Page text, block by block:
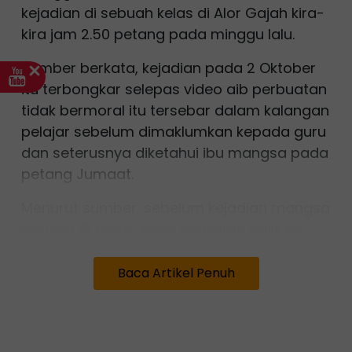
kejadian di sebuah kelas di Alor Gajah kira-
kira jam 2.50 petang pada minggu lalu.
Sumber berkata, kejadian pada 2 Oktober
itu terbongkar selepas video aib perbuatan
tidak bermoral itu tersebar dalam kalangan
pelajar sebelum dimaklumkan kepada guru
dan seterusnya diketahui ibu mangsa pada
petang Jumaat.
bahan projek mata pelajaran Sains yang
Baca Artikel Penuh